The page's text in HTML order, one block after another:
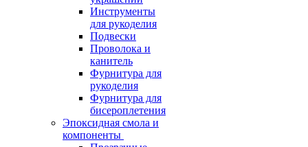
Инструменты
для рукоделия
Подвески
Проволока и
канитель
Фурнитура для
рукоделия
Фурнитура для
бисероплетения
Эпоксидная смола и
компоненты